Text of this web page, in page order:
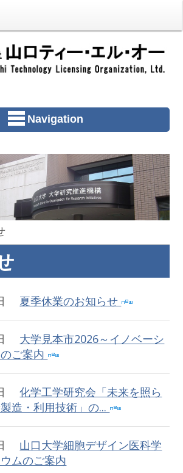
Navigation
夏季休業のお知らせ
大学見本市2026～イノベーシ
ご案内
日化学工学研究会「未来を照ら
造・利用技術」の...
山口大学細胞デザイン医科学
ムのご案内